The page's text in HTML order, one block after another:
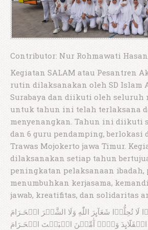
Contributor: Nur Rohmawati
Kegiatan SALAM atau Pesantren
rutin dilaksanakan oleh SD Islam
Surabaya dan diikuti oleh seluruh
untuk tahun ini telah terlaksana
menyenangkan. Tahun ini diikuti
dan 6 guru pendamping, berlokasi
Trawas Mojokerto jawa Timur.
dilaksanakan setiap tahun
peningkatan pelaksanaan ibadah,
menumbuhkan kerjasama,
jawab, kreatifitas, dan solidaritas
تُحِلُّوۡا شَعَآٮِٕرَ اللّٰهِ وَلَا الشَّهۡرَ الۡحَـرَامَ
الۡقَلَٓاٮِٕدَ وَلَاۤ آٰمِّيۡنَ الۡبَيۡتَ الۡحَـرَامَ